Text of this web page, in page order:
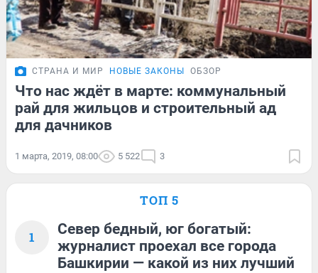
СТРАНА И МИР НОВЫЕ ЗАКОНЫ ОБЗОР
Что нас ждёт в марте: коммунальный
рай для жильцов и строительный ад
для дачников
1 марта, 2019, 08:00 5 522 3
ТОП 5
1
Север бедный, юг богатый:
журналист проехал все города
Башкирии — какой из них лучший